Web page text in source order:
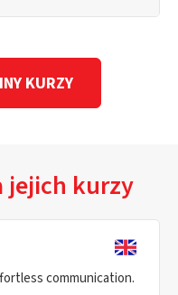
KURZY
jejich kurzy
communication.